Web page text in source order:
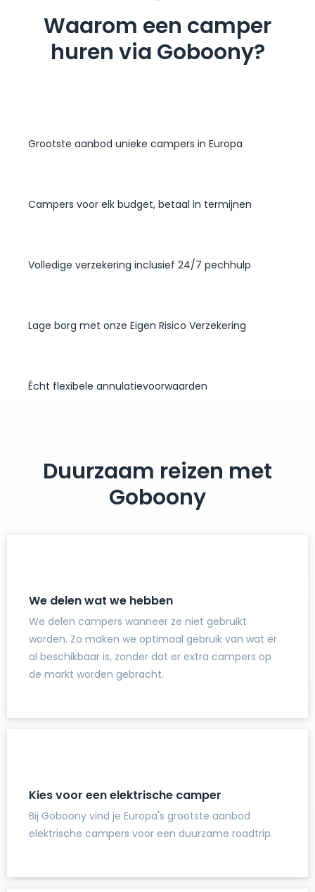
Waarom een camper
huren via Goboony?
Grootste aanbod unieke campers in Europa
Campers voor elk budget, betaal in termijnen
Volledige verzekering inclusief 24/7 pechhulp
Lage borg met onze Eigen Risico Verzekering
Écht flexibele annulatievoorwaarden
Duurzaam reizen met
Goboony
We delen wat we hebben
We delen campers wanneer ze niet gebruikt
worden. Zo maken we optimaal gebruik van wat er
al beschikbaar is, zonder dat er extra campers op
de markt worden gebracht.
Kies voor een elektrische camper
Bij Goboony vind je Europa's grootste aanbod
elektrische campers voor een duurzame roadtrip.